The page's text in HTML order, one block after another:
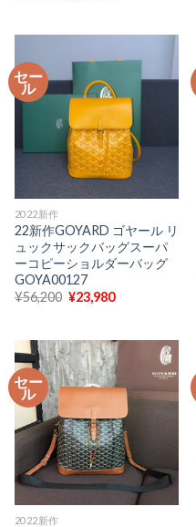
で
し
た。
¥23,980
す。
セー
ル
2022新作
22新作GOYARD ゴヤール リ
ュックサックバッグスーパ
ーコピーショルダーバッグ
GOYA00127
¥56,200 元
は
¥56,200
で
し
た。
¥23,980現
格
は
¥23,980
で
す。
セー
ル
2022新作